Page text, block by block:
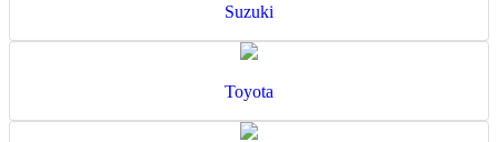
Suzuki
Toyota